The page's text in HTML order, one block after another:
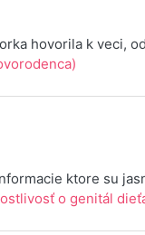
hovorila k veci,
ktore su
o genitál